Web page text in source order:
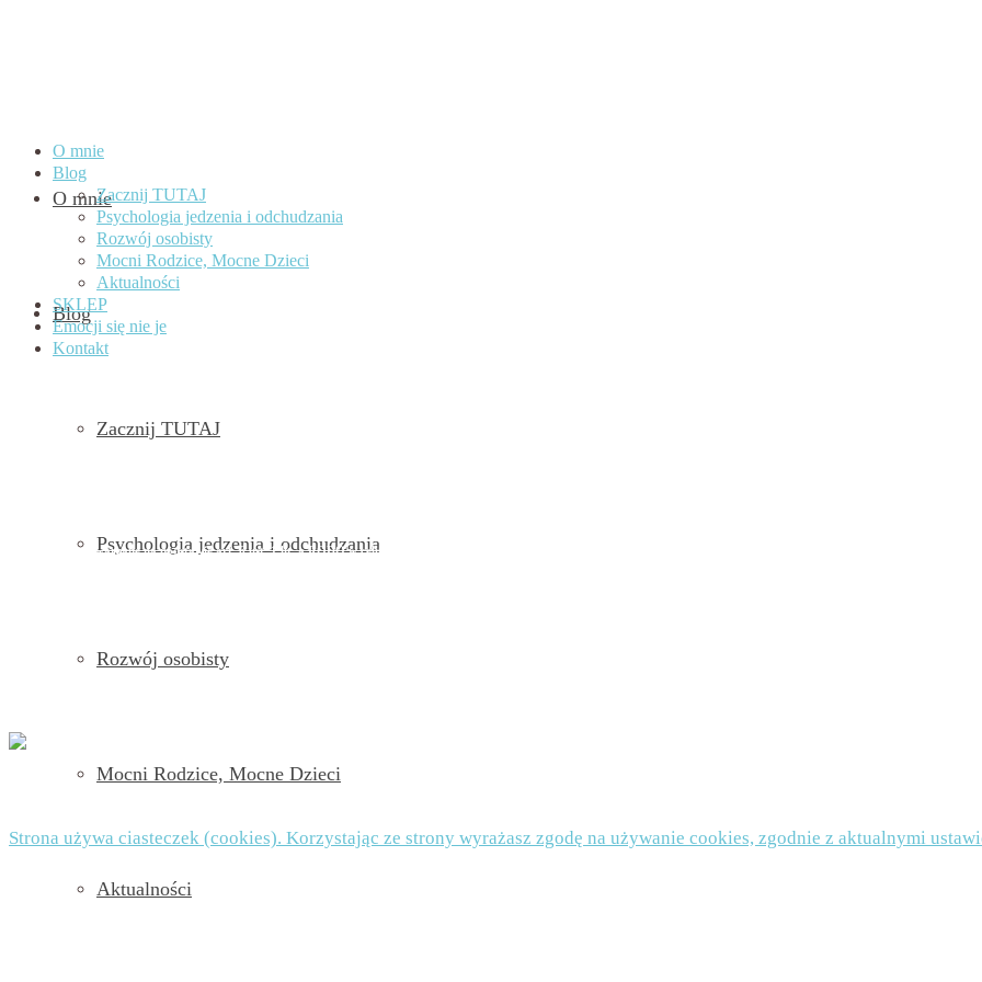
O mnie
Blog
Zacznij TUTAJ
Psychologia jedzenia i odchudzania
Rozwój osobisty
Mocni Rodzice, Mocne Dzieci
Aktualności
O mnie
Blog
Zacznij TUTAJ
Psychologia jedzenia i odchudzania
Rozwój osobisty
Mocni Rodzice, Mocne Dzieci
Aktualności
SKLEP
Emocji się nie je
Kontakt
Dane będą przetwarzane na podstawie art. 6 ust. 1 lit. a RODO w celu przesyłania Ci newslettera. Dane będą przechowywane w bazie administratora przez czas funkcjonowania
Strona używa ciasteczek (cookies). Korzystając ze strony wyrażasz zgodę na używanie cookies, zgodnie z aktualnymi